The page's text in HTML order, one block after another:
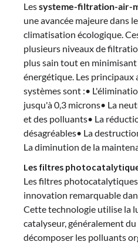
Lessysteme-filtration-air-
une avancée majeure dans
climatisation écologique.
plusieurs niveaux de
plus sain tout en
énergétique. Les principaux
systèmes sont :•
jusqu'à 0,3 microns• La
et des polluants• La
désagréables• La
La diminution de la
Les filtres
Les filtres
innovation remarquable
Cette technologie utilise la
catalyseur, généralement
décomposer les polluants